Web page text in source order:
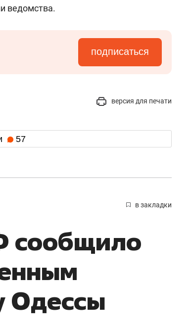
ведомства.
подписаться
версия для печати
57
в закладки
сообщило
Одессы